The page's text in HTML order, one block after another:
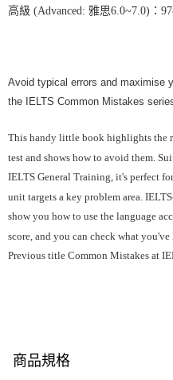
高級 (Advanced: 雅思6.0~7.0)：
Avoid typical errors and maximise
the IELTS Common Mistakes
This handy little book highlights the
test and shows how to avoid them.
IELTS General Training, it's perfect
unit targets a key problem area.
show you how to use the language
score, and you can check what
Previous title Common Mistakes at
商品規格